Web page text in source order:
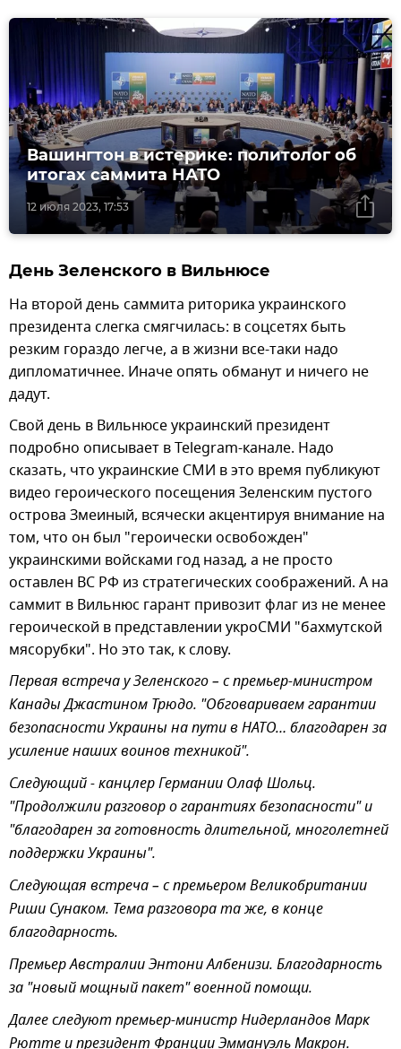
12 июля 2023, 17:53
Вашингтон в истерике: политолог об
итогах саммита НАТО
День Зеленского в Вильнюсе
На второй день саммита риторика украинского
президента слегка смягчилась: в соцсетях быть
резким гораздо легче, а в жизни все-таки надо
дипломатичнее. Иначе опять обманут и ничего не
дадут.
Свой день в Вильнюсе украинский президент
подробно описывает в Telegram-канале. Надо
сказать, что украинские СМИ в это время публикуют
видео героического посещения Зеленским пустого
острова Змеиный, всячески акцентируя внимание на
том, что он был "героически освобожден"
украинскими войсками год назад, а не просто
оставлен ВС РФ из стратегических соображений. А на
саммит в Вильнюс гарант привозит флаг из не менее
героической в представлении укроСМИ "бахмутской
мясорубки". Но это так, к слову.
Первая встреча у Зеленского – с премьер-министром
Канады Джастином Трюдо. "Обговариваем гарантии
безопасности Украины на пути в НАТО… благодарен за
усиление наших воинов техникой".
Следующий - канцлер Германии Олаф Шольц.
"Продолжили разговор о гарантиях безопасности" и
"благодарен за готовность длительной, многолетней
поддержки Украины".
Следующая встреча – с премьером Великобритании
Риши Сунаком. Тема разговора та же, в конце
благодарность.
Премьер Австралии Энтони Албенизи. Благодарность
за "новый мощный пакет" военной помощи.
Далее следуют премьер-министр Нидерландов Марк
Рютте и президент Франции Эммануэль Макрон.